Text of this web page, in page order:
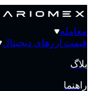
معامله
قیمت‌ ارزهای دیجیتال
بلاگ
راهنما